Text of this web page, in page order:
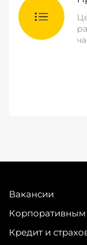
Вакансии
Корпоративным
Кредит и